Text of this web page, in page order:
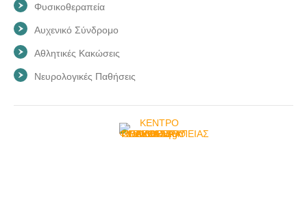
Φυσικοθεραπεία
Αυχενικό Σύνδρομο
Αθλητικές Κακώσεις
Νευρολογικές Παθήσεις